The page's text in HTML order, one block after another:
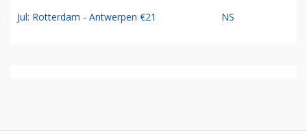
Jul: Rotterdam - Antwerpen €21 NS